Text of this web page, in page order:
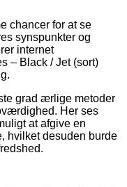
chancer for at se
synspunkter og
internet
– Black / Jet (sort)
grad ærlige metoder
Her ses
at afgive en
hvilket desuden burde